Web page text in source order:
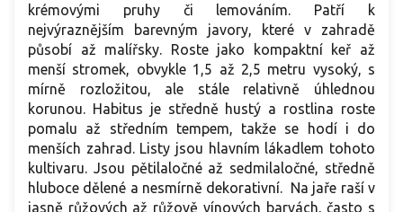
krémovými pruhy či lemováním. Patří k
nejvýraznějším barevným javory, které v zahradě
působí až malířsky. Roste jako kompaktní keř až
menší stromek, obvykle 1,5 až 2,5 metru vysoký, s
mírně rozložitou, ale stále relativně úhlednou
korunou. Habitus je středně hustý a rostlina roste
pomalu až středním tempem, takže se hodí i do
menších zahrad. Listy jsou hlavním lákadlem tohoto
kultivaru. Jsou pětilaločné až sedmilaločné, středně
hluboce dělené a nesmírně dekorativní. Na jaře raší v
jasně růžových až růžově vínových barvách, často s